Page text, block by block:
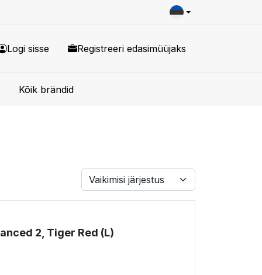
Logi sisse Registreeri edasimüüjaks
Kõik brändid
2, Tiger Red (L)